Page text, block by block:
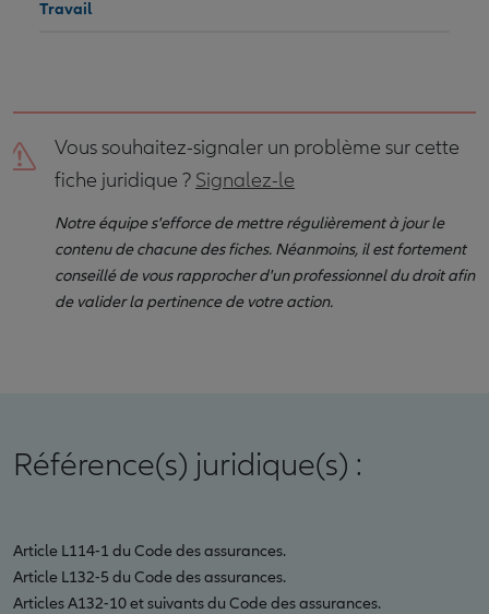
Travail
Vous souhaitez-signaler un problème sur cette
fiche juridique ? Signalez-le
Notre équipe s'efforce de mettre régulièrement à jour le
contenu de chacune des fiches. Néanmoins, il est fortement
conseillé de vous rapprocher d'un professionnel du droit afin
de valider la pertinence de votre action.
Référence(s) juridique(s) :
Article L114-1 du Code des assurances.
Article L132-5 du Code des assurances.
Articles A132-10 et suivants du Code des assurances.